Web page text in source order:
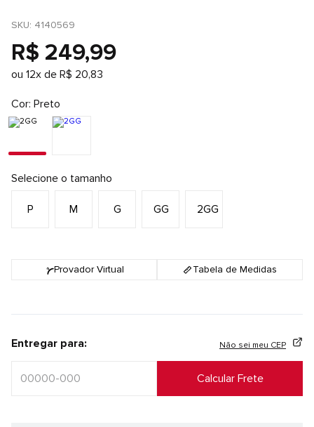
SKU: 4140569
R$ 249,99
ou 12x de R$ 20,83
Cor Preto
Selecione o tamanho
2GG
G GG
M
P
Provador Virtual Tabela de Medidas
Entregar para: Não sei meu CEP